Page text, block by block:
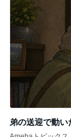
弟の送迎で動